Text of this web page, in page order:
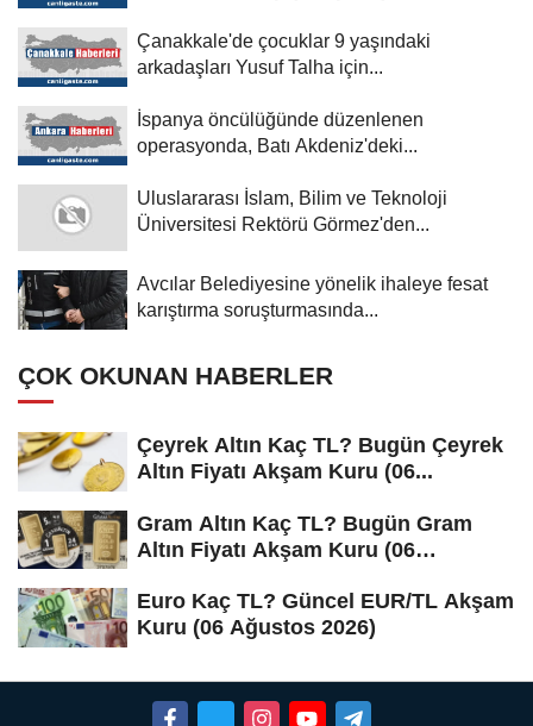
Çanakkale'de çocuklar 9 yaşındaki
arkadaşları Yusuf Talha için...
İspanya öncülüğünde düzenlenen
operasyonda, Batı Akdeniz'deki...
Uluslararası İslam, Bilim ve Teknoloji
Üniversitesi Rektörü Görmez'den...
Avcılar Belediyesine yönelik ihaleye fesat
karıştırma soruşturmasında...
ÇOK OKUNAN HABERLER
Çeyrek Altın Kaç TL? Bugün Çeyrek
Altın Fiyatı Akşam Kuru (06...
Gram Altın Kaç TL? Bugün Gram
Altın Fiyatı Akşam Kuru (06
Euro Kaç TL? Güncel EUR/TL Akşam
Kuru (06 Ağustos 2026)